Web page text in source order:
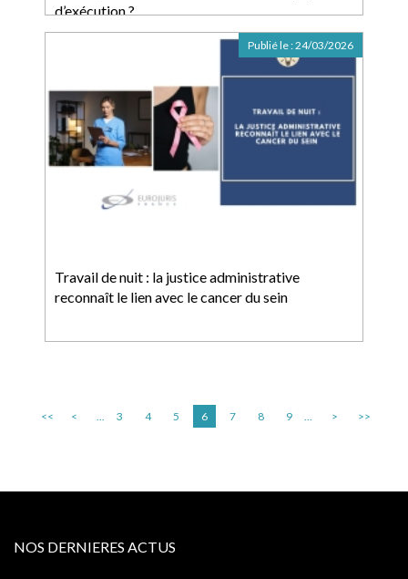
d’exécution ?
Travail de nuit : la justice administrative
reconnaît le lien avec le cancer du sein
Publié le :24/03/2026
<< < ... 3 4 5 6 7 8 9 ... > >>
NOS DERNIERES ACTUS